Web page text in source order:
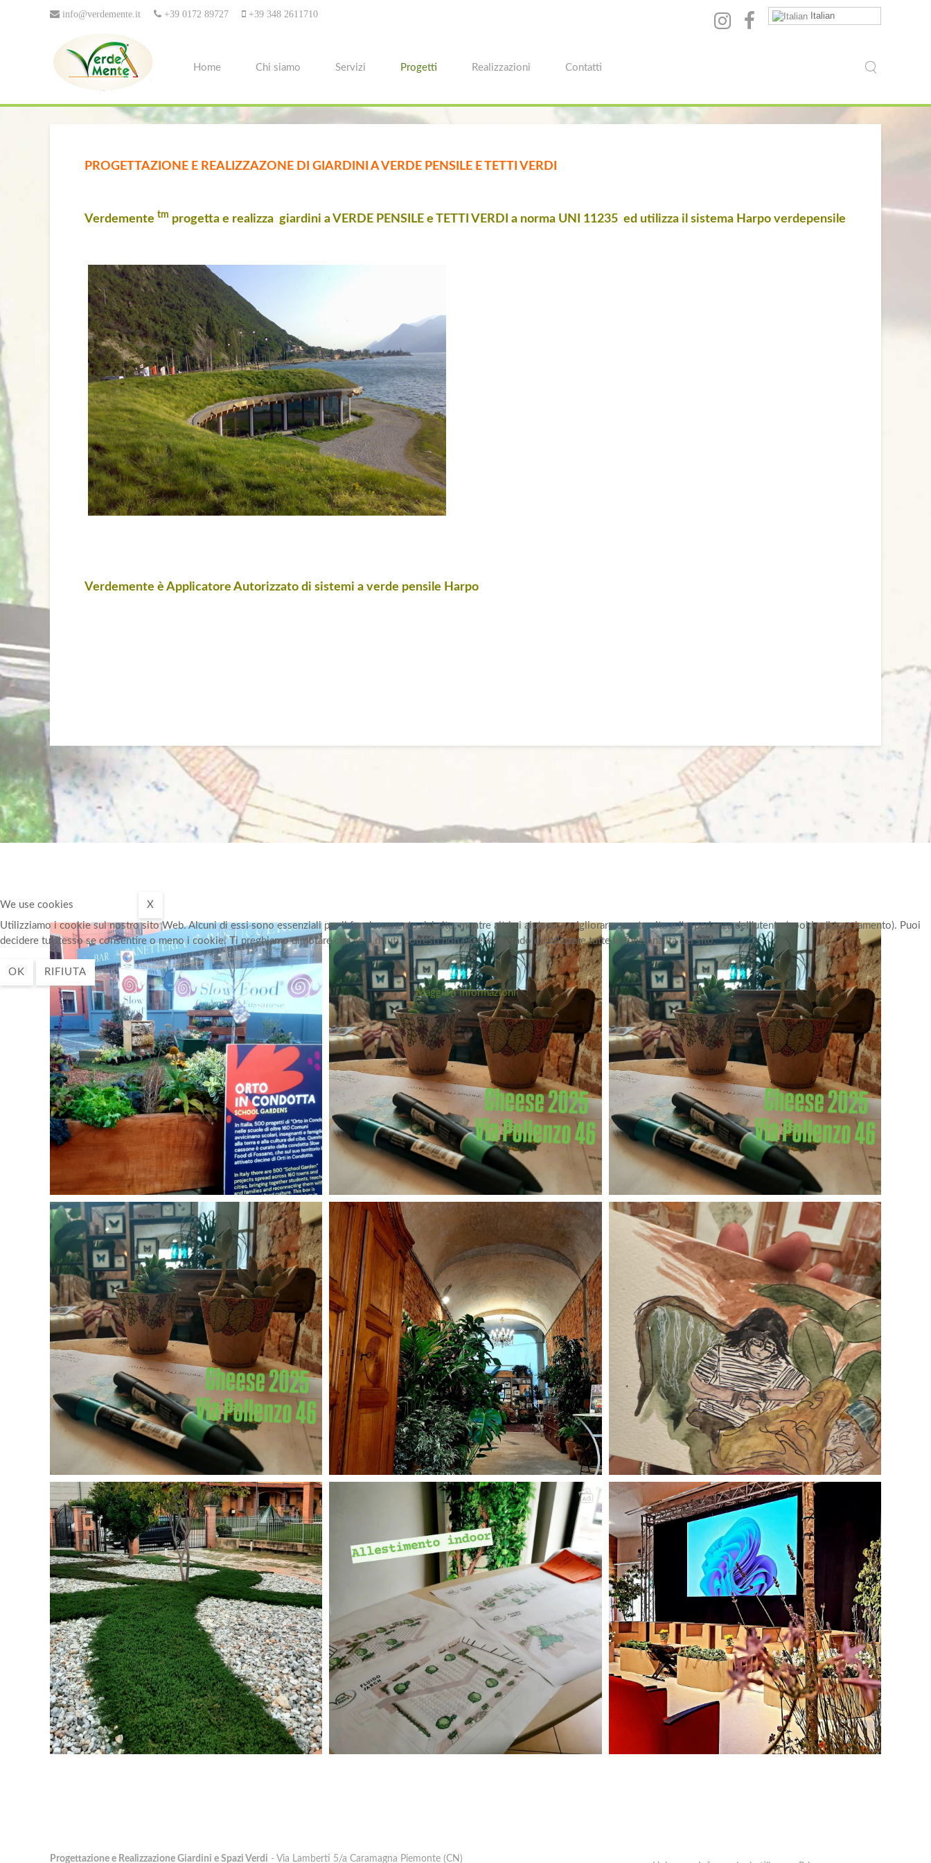
info@verdemente.it +39 0172 89727 +39 348 2611710 Italian
Home Chi siamo Servizi Progetti Realizzazioni Contatti
PROGETTAZIONE E REALIZZAZONE DI GIARDINI A VERDE PENSILE E TETTI VERDI
Verdemente tm progetta e realizza giardini a VERDE PENSILE e TETTI VERDI a norma UNI 11235 ed utilizza il sistema Harpo verdepensile
Verdemente è Applicatore Autorizzato di sistemi a verde pensile Harpo
Progettazione e Realizzazione Giardini e Spazi Verdi - Via Lamberti 5/a Caramagna Piemonte (CN)
We use cookies
X
Utilizziamo i cookie sul nostro sito Web. Alcuni di essi sono essenziali per il funzionamento del sito, mentre altri ci aiutano a migliorare questo sito e l'esperienza dell'utente (cookie di tracciamento). Puoi
decidere tu stesso se consentire o meno i cookie. Ti preghiamo di notare che se li rifiuti, potresti non essere in grado di utilizzare tutte le funzionalità del sito.
OK
RIFIUTA
Maggiori informazioni